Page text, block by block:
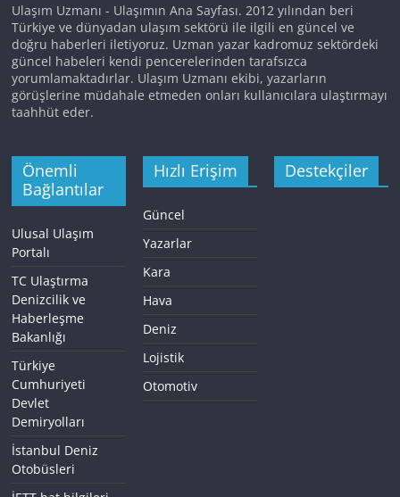
Ulaşım Uzmanı - Ulaşımın Ana Sayfası. 2012 yılından beri
Türkiye ve dünyadan ulaşım sektörü ile ilgili en güncel ve
doğru haberleri iletiyoruz. Uzman yazar kadromuz sektördeki
güncel habeleri kendi pencerelerinden tarafsızca
yorumlamaktadırlar. Ulaşım Uzmanı ekibi, yazarların
görüşlerine müdahale etmeden onları kullanıcılara ulaştırmayı
taahhüt eder.
Önemli
Bağlantılar
Ulusal Ulaşım
Portalı
TC Ulaştırma
Denizcilik ve
Haberleşme
Bakanlığı
Türkiye
Cumhuriyeti
Devlet
Demiryolları
İstanbul Deniz
Otobüsleri
Hızlı Erişim
Güncel
Yazarlar
Kara
Hava
Deniz
Lojistik
Otomotiv
Destekçiler